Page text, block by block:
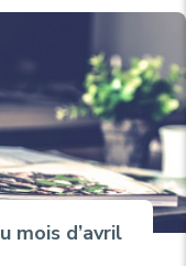
mois d’avril